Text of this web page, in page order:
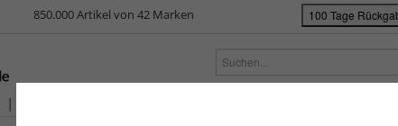
850.000 Artikel von 42 Marken 100 Tage